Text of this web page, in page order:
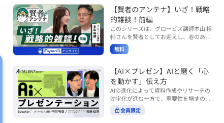
の主体性を引き出していくのかを、わか
りやすく解説します。 メンバーとの対話
を、成長を促す機会へと変えていく。そ
の第一歩としておすすめのコースです。
コース内で紹介している「傾聴力」を深
めたい方は、こちらも合わせてご覧くだ
さい。 ・傾聴力 ~リーダーのための聴く
is.co.jp/ja/courses/fe285262/learn/step
s/59808 ・傾聴力 ~リーダーのための聴
く技術~（実践編） https://unlimited.gl
obis.co.jp/ja/courses/01d24a39/learn/s
teps/59813 ※本動画は、制作時点の情
報に基づき作成したものです（2026年6
月制作）
理・情シスなど、バックオフィス部門を
率いるリーダー・マネージャーの方 ・バ
ックオフィス業務へのAI活用やDX推進を
担っている方 ・AI時代におけるバックオ
フィスの役割や戦略のあり方を考えたい
方 ■AIシフトシリーズとは？ 『AI BUSI
で設計された全12回のシリーズです。
（順次公開） https://unlimited.globis.c
o.jp/ja/tags/AI%E3%83%93%E3%82%B
8%E3%83%8D%E3%82%B9%E3%82%
B7%E3%83%95%E3%83%88 ・基礎編
（第1回〜3回）：リーダーやマネージャ
ーに求められる、AI時代の基礎的なリテ
ーエージェント代表取締役の藤田晋氏。
起業の理由、経営をどうやって学んだ
か、アメーバブログ・ABEMAの立ち上
げ、経営チームづくりについてなど聞い
ていきます。（肩書きは2020年12月11
日撮影当時のもの） 藤田 晋 サイバー
ス・キャピタル・パートナーズ 代表パ
ートナー
【賢者のアンテナ】いざ！戦略
的雑談！前編
このシリーズは、グロービス講師本山 裕
輔さんを賢者としてお迎えし、巷のあり
とあらゆるものを独自の視点で紐解き、
皆様の学びの意欲を刺激するコンテンツ
期配信されます。 取り上げて欲しいご質
問やテーマ、感想を随時受け付けていま
す。 グーグルフォーム（https://forms.g
le/qqoBYuRUmUYz4scC6） または グ
ロ放題編集部員のX（https://x.com/mai
rakobayashi） まで、ぜひご要望をお
無料
【AI×プレゼン】AIと磨く「心
を動かす」伝え方
AIの進化によって資料作成やリサーチの
効率化が進む一方で、重要性を増すのが
「伝える力」です。本コースでは、AI時
代のプレゼンに求められるデリバリース
会員限定